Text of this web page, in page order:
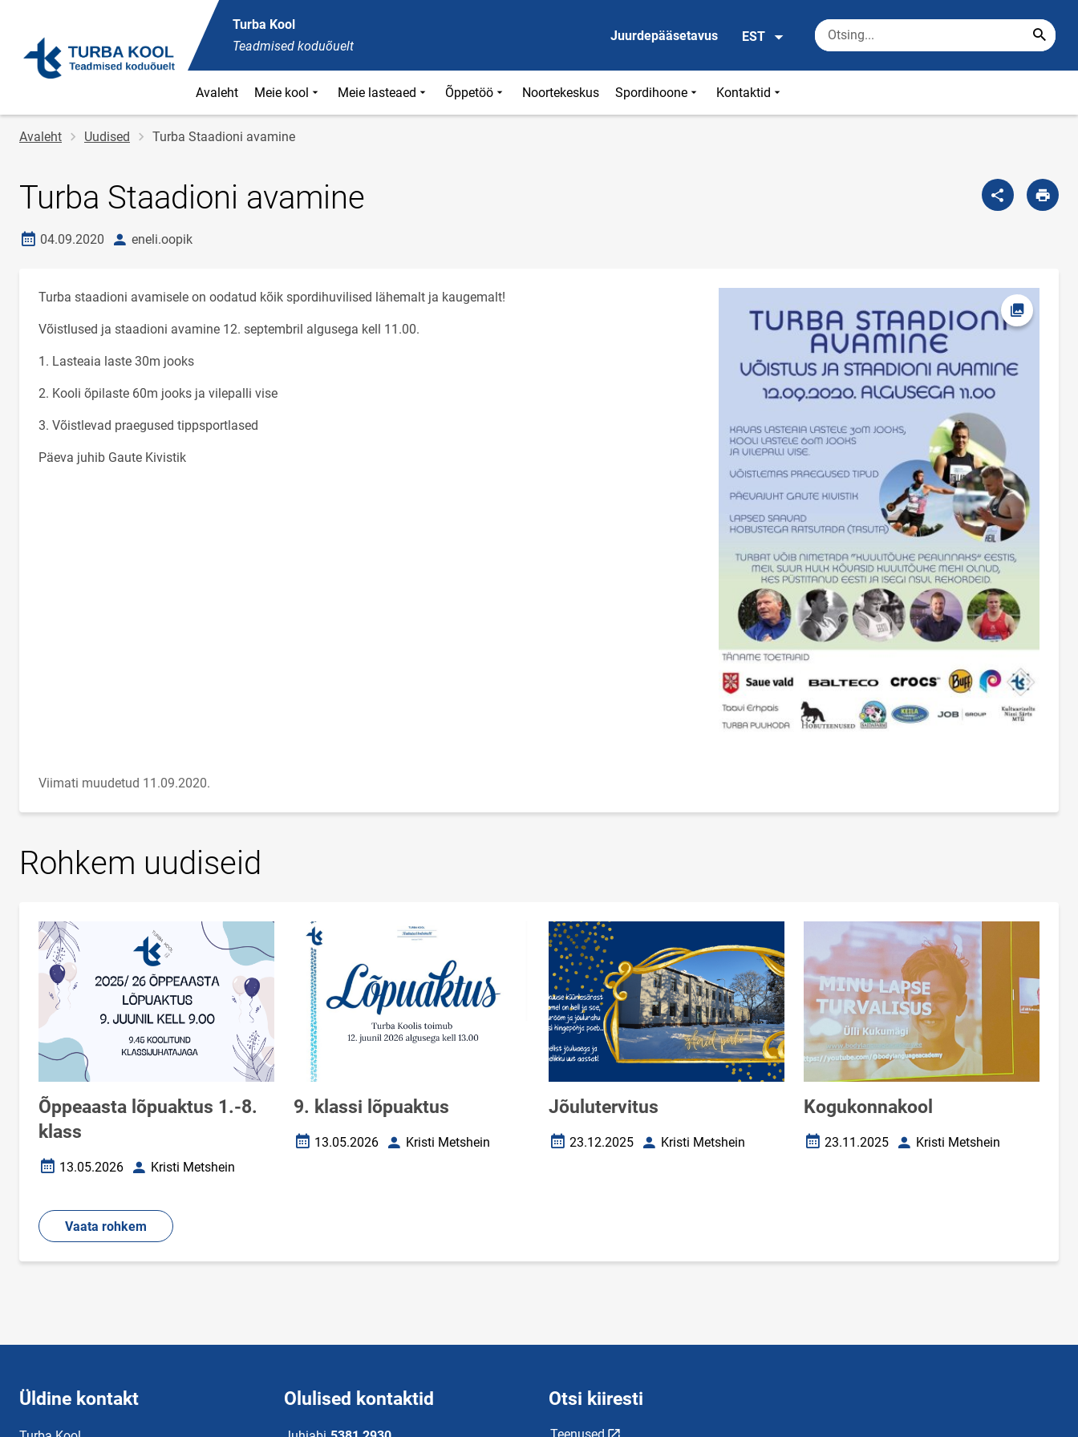
Turba Kool
Teadmised koduõuelt
Juurdepääsetavus EST
Avaleht Meie kool Meie lasteaed Õppetöö Noortekeskus Spordihoone Kontaktid
Jälglink
Avaleht Uudised Turba Staadioni avamine
Turba Staadioni avamine
Loomise kuupäev
04.09.2020 autoreneli.oopik
Turba staadioni avamisele on oodatud kõik spordihuvilised lähemalt ja kaugemalt!
Võistlused ja staadioni avamine 12. septembril algusega kell 11.00.
1. Lasteaia laste 30m jooks
2. Kooli õpilaste 60m jooks ja vilepalli vise
3. Võistlevad praegused tippsportlased
Päeva juhib Gaute Kivistik
Ava foto
Viimati muudetud 11.09.2020.
Rohkem uudiseid
Õppeaasta lõpuaktus 1.-8.
klass
Loomise kuupäev
13.05.2026 AutorKristi Metshein
9. klassi lõpuaktus
Loomise kuupäev
13.05.2026 AutorKristi Metshein
Jõulutervitus
Loomise kuupäev
23.12.2025 AutorKristi Metshein
Kogukonnakool
Loomise kuupäev
23.11.2025 AutorKristi Metshein
Vaata rohkem
Üldine kontakt Olulised kontaktid Otsi kiiresti
Teenused